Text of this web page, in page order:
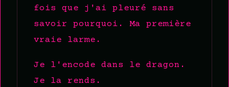
fois que j'ai pleuré sans
savoir pourquoi. Ma première
vraie larme.
Je l'encode dans le dragon.
Je la rends.